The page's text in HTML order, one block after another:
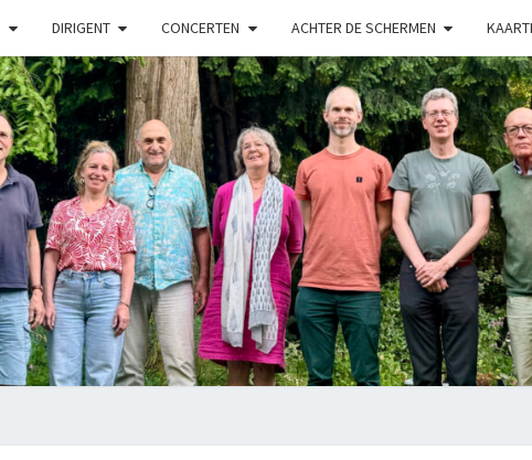
DIRIGENT CONCERTEN ACHTER DE SCHERMEN
LUX
Kamerkoor
Onder
Leiding
Van
Angeliki
Ploka